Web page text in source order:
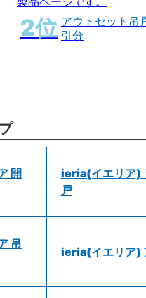
アウトセット吊
引分
開
ieria(イエリア)
戸
吊
ieria(イエリア)